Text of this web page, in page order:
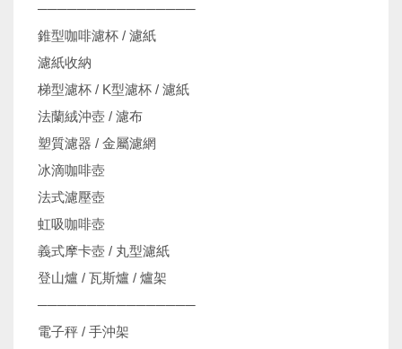
────────────────
錐型咖啡濾杯 / 濾紙
濾紙收納
梯型濾杯 / K型濾杯 / 濾紙
法蘭絨沖壺 / 濾布
塑質濾器 / 金屬濾網
冰滴咖啡壺
法式濾壓壺
虹吸咖啡壺
義式摩卡壺 / 丸型濾紙
登山爐 / 瓦斯爐 / 爐架
────────────────
電子秤 / 手沖架